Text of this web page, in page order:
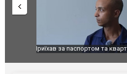
Одесу накрила потужна